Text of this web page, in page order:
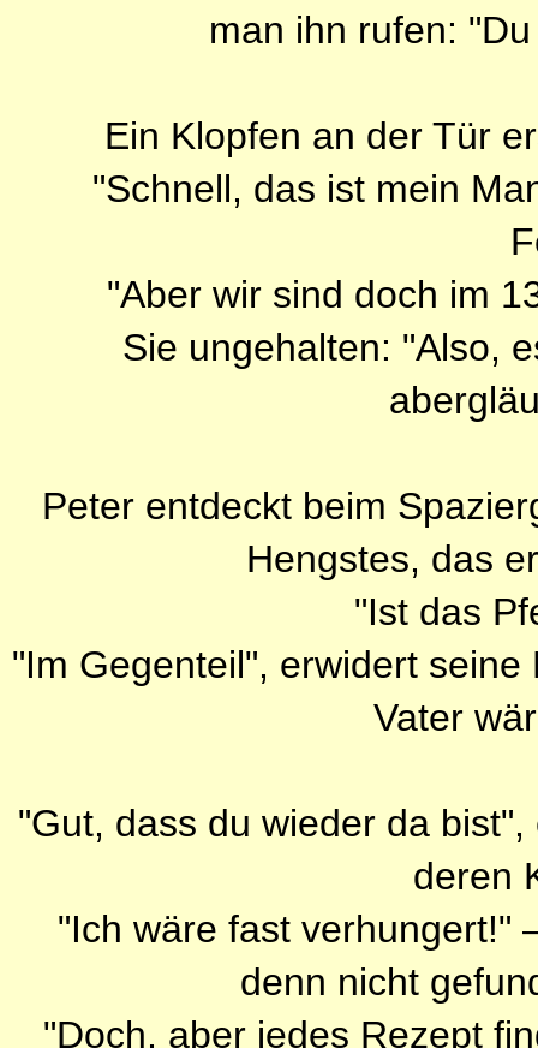
man ihn rufen:
Ein Klopfen an der Tür
"Schnell, das ist mein
"Aber wir sind doch im
Sie ungehalten: "Also,
Peter entdeckt beim
Hengstes, das
"Ist das
"Im Gegenteil", erwidert
Vater
"Gut, dass du wieder da
deren
"Ich wäre fast verhungert!"
denn nicht
"Doch, aber jedes Rezept